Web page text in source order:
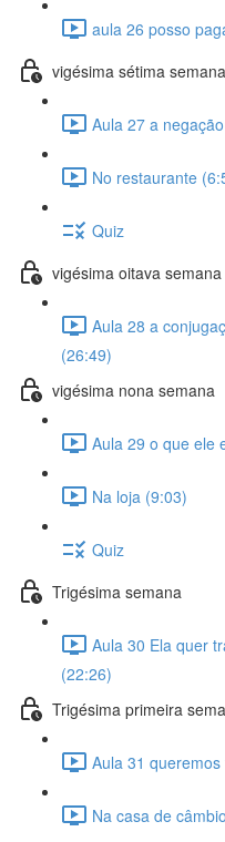
aula 26 posso
vigésima sétima semana
Aula 27 a
No restaurante
Quiz
vigésima oitava semana
Aula 28 a
(26:49)
vigésima nona semana
Aula 29 o que ele
Na loja (9:03)
Quiz
Trigésima semana
Aula 30 Ela quer
(22:26)
Trigésima primeira
Aula 31
Na casa de